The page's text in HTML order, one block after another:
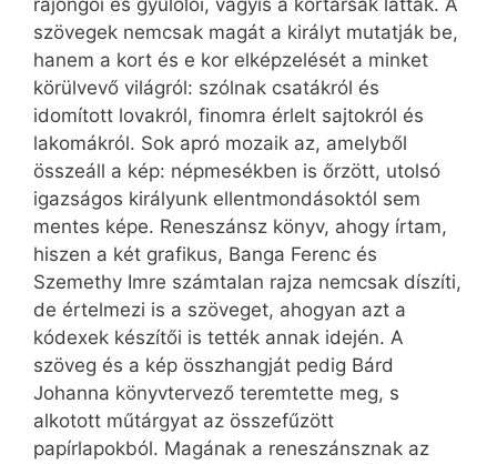
rajongói és gyűlölői, vagyis a kortársak látták. A
szövegek nemcsak magát a királyt mutatják be,
hanem a kort és e kor elképzelését a minket
körülvevő világról: szólnak csatákról és
idomított lovakról, finomra érlelt sajtokról és
lakomákról. Sok apró mozaik az, amelyből
összeáll a kép: népmesékben is őrzött, utolsó
igazságos királyunk ellentmondásoktól sem
mentes képe. Reneszánsz könyv, ahogy írtam,
hiszen a két grafikus, Banga Ferenc és
Szemethy Imre számtalan rajza nemcsak díszíti,
de értelmezi is a szöveget, ahogyan azt a
kódexek készítői is tették annak idején. A
szöveg és a kép összhangját pedig Bárd
Johanna könyvtervező teremtette meg, s
alkotott műtárgyat az összefűzött
papírlapokból. Magának a reneszánsznak az